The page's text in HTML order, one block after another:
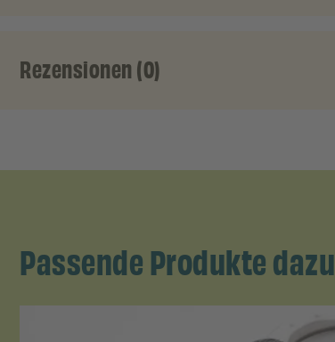
Rezensionen (0)
Passende Produkte dazu